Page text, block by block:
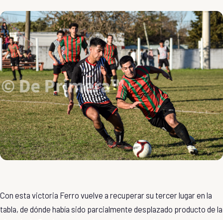
Con esta victoria Ferro vuelve a recuperar su tercer lugar en la
tabla, de dónde había sido parcialmente desplazado producto de la